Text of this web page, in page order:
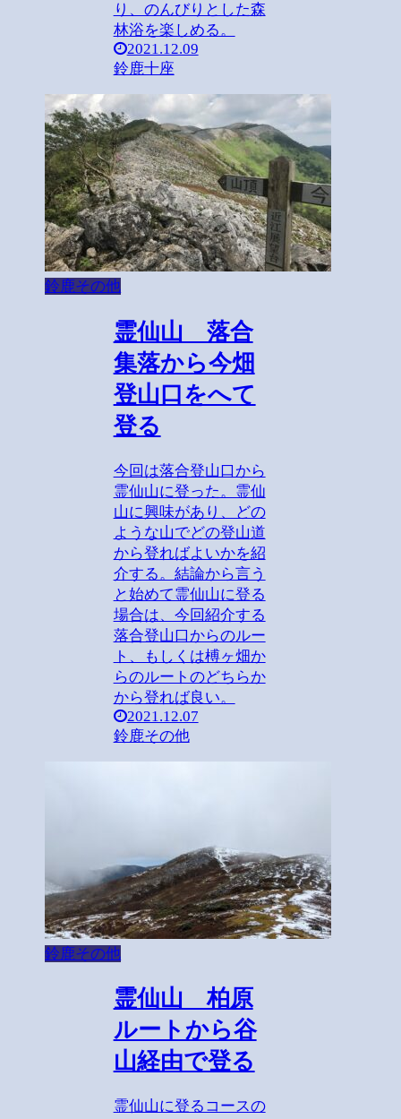
り、のんびりとした森
林浴を楽しめる。
2021.12.09
鈴鹿十座
鈴鹿その他
霊仙山 落合
集落から今畑
登山口をへて
登る
今回は落合登山口から
霊仙山に登った。霊仙
山に興味があり、どの
ような山でどの登山道
から登ればよいかを紹
介する。結論から言う
と始めて霊仙山に登る
場合は、今回紹介する
落合登山口からのルー
ト、もしくは榑ヶ畑か
らのルートのどちらか
から登れば良い。
2021.12.07
鈴鹿その他
鈴鹿その他
霊仙山 柏原
ルートから谷
山経由で登る
霊仙山に登るコースの